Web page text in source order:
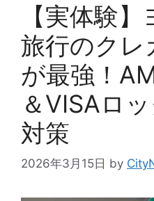
【実体験
旅行のクレ
が最強！
＆VISAロ
対策
2026年3月15日 by